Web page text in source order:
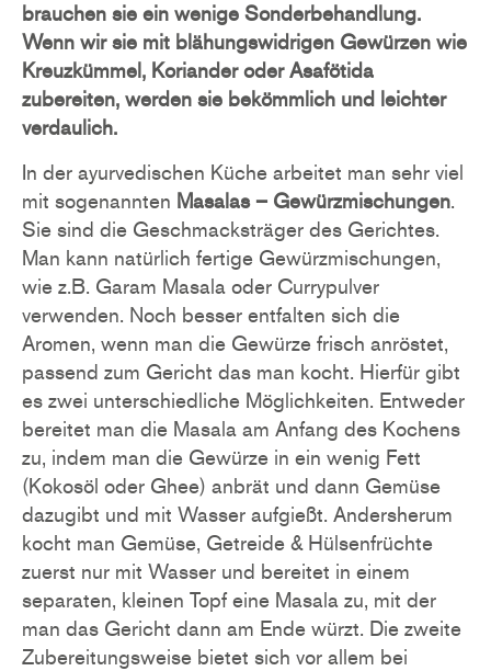
brauchen sie ein wenige Sonderbehandlung.
Wenn wir sie mit blähungswidrigen Gewürzen wie
Kreuzkümmel, Koriander oder Asafötida
zubereiten, werden sie bekömmlich und leichter
verdaulich.
In der ayurvedischen Küche arbeitet man sehr viel
mit sogenannten Masalas – Gewürzmischungen.
Sie sind die Geschmacksträger des Gerichtes.
Man kann natürlich fertige Gewürzmischungen,
wie z.B. Garam Masala oder Currypulver
verwenden. Noch besser entfalten sich die
Aromen, wenn man die Gewürze frisch anröstet,
passend zum Gericht das man kocht. Hierfür gibt
es zwei unterschiedliche Möglichkeiten. Entweder
bereitet man die Masala am Anfang des Kochens
zu, indem man die Gewürze in ein wenig Fett
(Kokosöl oder Ghee) anbrät und dann Gemüse
dazugibt und mit Wasser aufgießt. Andersherum
kocht man Gemüse, Getreide & Hülsenfrüchte
zuerst nur mit Wasser und bereitet in einem
separaten, kleinen Topf eine Masala zu, mit der
man das Gericht dann am Ende würzt. Die zweite
Zubereitungsweise bietet sich vor allem bei